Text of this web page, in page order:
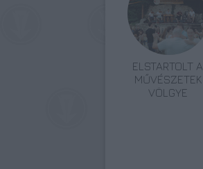
ELSTARTOLT A
MŰVÉSZETEK
VÖLGYE